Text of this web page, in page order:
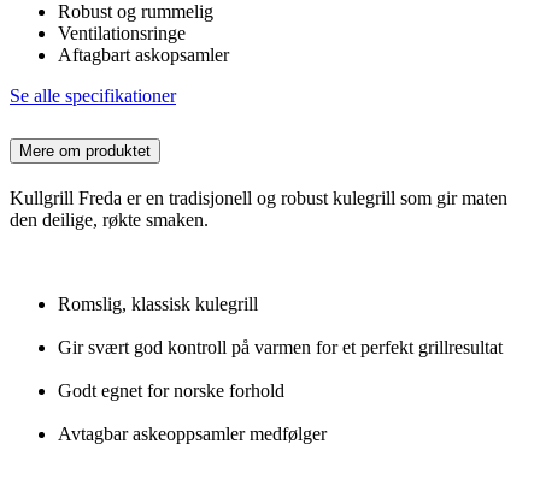
Robust og rummelig
Ventilationsringe
Aftagbart askopsamler
Se alle specifikationer
Mere om produktet
Kullgrill Freda er en tradisjonell og robust kulegrill som gir maten
den deilige, røkte smaken.
Romslig, klassisk kulegrill
Gir svært god kontroll på varmen for et perfekt grillresultat
Godt egnet for norske forhold
Avtagbar askeoppsamler medfølger